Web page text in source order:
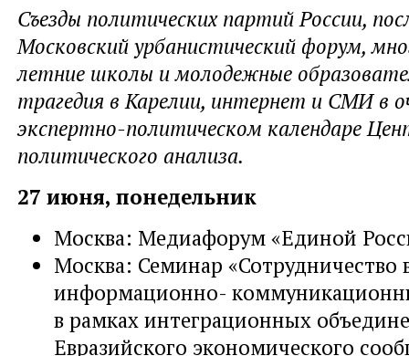
Съезды политических партий России,
Московский урбанистический форум,
летние школы и молодежные
трагедия в Карелии, интернет и СМИ в
экспертно-политическом календаре
политического анализа.
27 июня, понедельник
Москва: Медиафорум «Единой
Москва: Семинар «Сотрудничество
информационно-
в рамках интеграционных
Евразийского экономического